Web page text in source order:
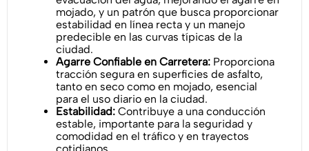
mojado, y un patrón que busca proporcionar
estabilidad en línea recta y un manejo
predecible en las curvas típicas de la
ciudad.
Agarre Confiable en Carretera: Proporciona
tracción segura en superficies de asfalto,
tanto en seco como en mojado, esencial
para el uso diario en la ciudad.
Estabilidad: Contribuye a una conducción
estable, importante para la seguridad y
comodidad en el tráfico y en trayectos